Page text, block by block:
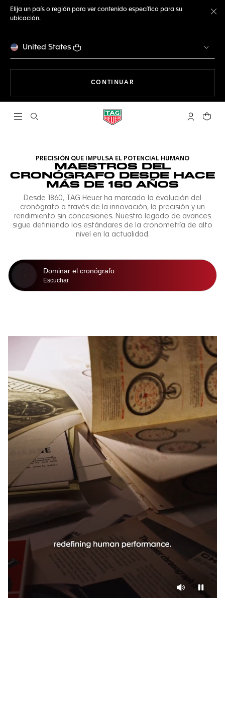
Elija un país o región para ver contenido específico para su
ubicación.
United States
CONTINUAR
Abrir el menú de búsqueda Cuenta Mi
Su